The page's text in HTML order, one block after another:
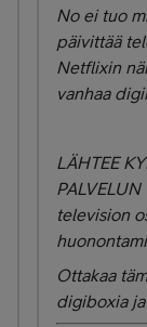
No ei tuo
päivittää
Netflixin
vanhaa
LÄHTEE
television
Ottakaa
digiboxia